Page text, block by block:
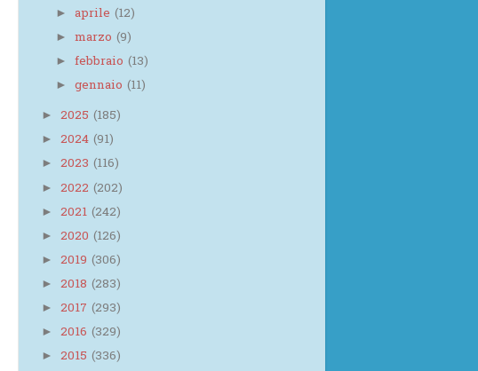
►aprile(12)
►marzo(9)
►febbraio(13)
►gennaio(11)
► 2025 (185)
► 2024 (91)
► 2023 (116)
► 2022 (202)
► 2021 (242)
► 2020 (126)
► 2019 (306)
► 2018 (283)
► 2017 (293)
► 2016 (329)
► 2015 (336)